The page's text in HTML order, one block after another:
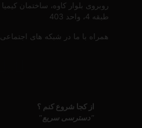
روبروی بلوار کاوه، ساختمان کیمیا
طبقه 4، واحد 403
همراه با ما در شبکه های اجتماعی
از کجا شروع کنم ؟
"دسترسی سریع"